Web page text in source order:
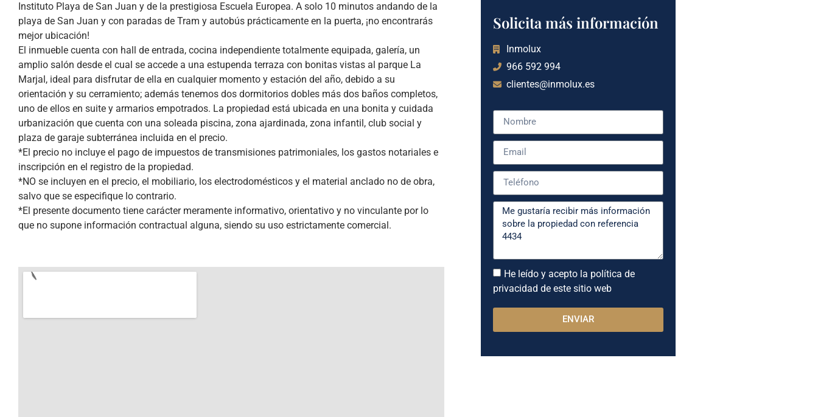
Instituto Playa de San Juan y de la prestigiosa Escuela Europea. A solo 10 minutos andando de la
playa de San Juan y con paradas de Tram y autobús prácticamente en la puerta, ¡no encontrarás
mejor ubicación!
El inmueble cuenta con hall de entrada, cocina independiente totalmente equipada, galería, un
amplio salón desde el cual se accede a una estupenda terraza con bonitas vistas al parque La
Marjal, ideal para disfrutar de ella en cualquier momento y estación del año, debido a su
orientación y su cerramiento; además tenemos dos dormitorios dobles más dos baños completos,
uno de ellos en suite y armarios empotrados. La propiedad está ubicada en una bonita y cuidada
urbanización que cuenta con una soleada piscina, zona ajardinada, zona infantil, club social y
plaza de garaje subterránea incluida en el precio.
*El precio no incluye el pago de impuestos de transmisiones patrimoniales, los gastos notariales e
inscripción en el registro de la propiedad.
*NO se incluyen en el precio, el mobiliario, los electrodomésticos y el material anclado no de obra,
salvo que se especifique lo contrario.
*El presente documento tiene carácter meramente informativo, orientativo y no vinculante por lo
que no supone información contractual alguna, siendo su uso estrictamente comercial.
Solicita más información
Inmolux
966 592 994
clientes@inmolux.es
He leído y acepto la política de
privacidad de este sitio web
ENVIAR